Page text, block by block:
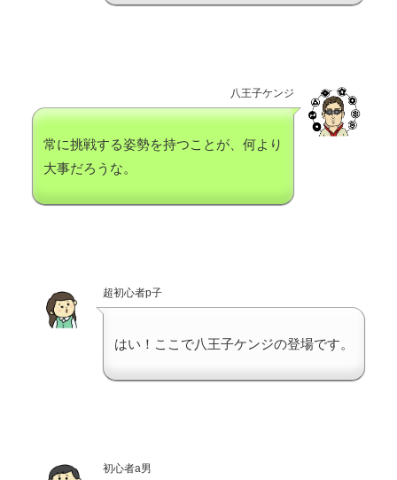
八王子ケンジ
常に挑戦する姿勢を持つことが、何より
大事だろうな。
超初心者p子
はい！ここで八王子ケンジの登場です。
初心者a男